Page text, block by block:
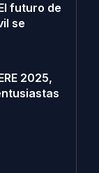
futuro de
se
2025,